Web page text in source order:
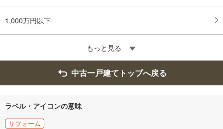
1,000万円以下
もっと見る
中古一戸建てトップへ戻る
ラベル・アイコンの意味
リフォーム